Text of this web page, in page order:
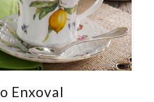
Enxoval